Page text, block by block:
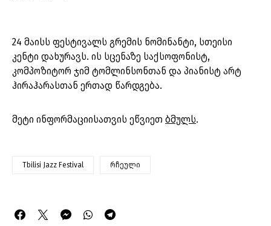
24 მაისს ფესტივალს გრემის ნომინანტი, სთეისი
კენტი დახურავს. ის სცენაზე საქსოფონისტ,
კომპოზიტორ ჯიმ ტომლინსონთან და პიანისტ არტ
ჰირაჰარასთან ერთად წარდგება.
მეტი ინფორმაციისათვის ეწვიეთ ბმულს.
Tbilisi Jazz Festival რჩეული